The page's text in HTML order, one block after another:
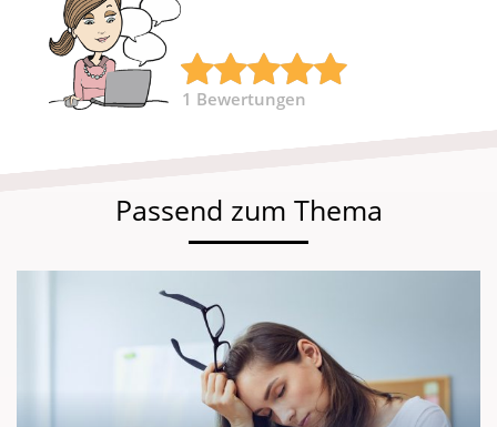
1 Bewertungen
Passend zum Thema